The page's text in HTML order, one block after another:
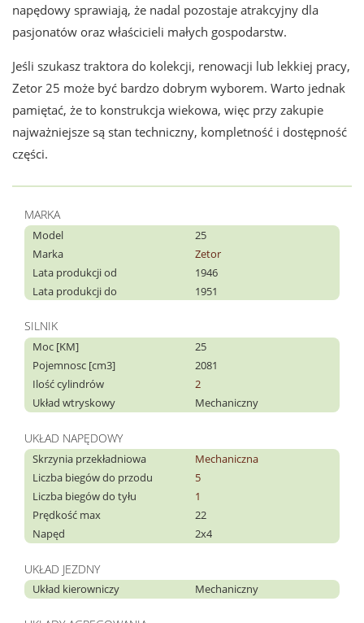
napędowy sprawiają, że nadal pozostaje atrakcyjny dla
pasjonatów oraz właścicieli małych gospodarstw.
Jeśli szukasz traktora do kolekcji, renowacji lub lekkiej pracy,
Zetor 25 może być bardzo dobrym wyborem. Warto jednak
pamiętać, że to konstrukcja wiekowa, więc przy zakupie
najważniejsze są stan techniczny, kompletność i dostępność
części.
MARKA
Model
25
Marka
Zetor
Lata produkcji od
1946
Lata produkcji do
1951
SILNIK
Moc [KM]
25
Pojemnosc [cm3]
2081
Ilość cylindrów
2
Układ wtryskowy
Mechaniczny
UKŁAD NAPĘDOWY
Skrzynia przekładniowa
Mechaniczna
Liczba biegów do przodu
5
Liczba biegów do tyłu
1
Prędkość max
22
Napęd
2x4
UKŁAD JEZDNY
Układ kierowniczy Mechaniczny